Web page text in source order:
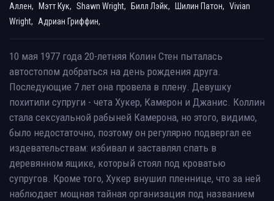
Аллен,
Мэтт Кук, Shawn Wright, Билл Лэйк, Шилин Патон, Vivian
Wright,
Адриан Гриффин,
10 мая 1977 года 20-летняя Колин Стен пыталась
автостопом добраться на день рождения друга.
Последующие 7 лет она провела в плену. Девушку
похитили супруги - чета Хукер, Камерон и Джанис. Коллин
стала сексуальной рабыней Камерона, но этого, видимо,
было недостаточно, поэтому он регулярно подвергал ее
издевательствам: избивал и заставлял спать в
деревянном ящике, который стоял под кроватью
супругов. Кроме того, Хукер внушил пленнице, что за ней
наблюдает мощная тайная организация под названием